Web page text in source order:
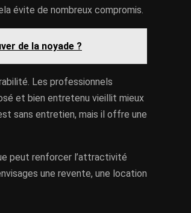
évite de nombreux compromis.
de la noyade ?
Les professionnels
et bien entretenu vieillit mieux
sans entretien, mais il offre une
peut renforcer l’attractivité
une revente, une location